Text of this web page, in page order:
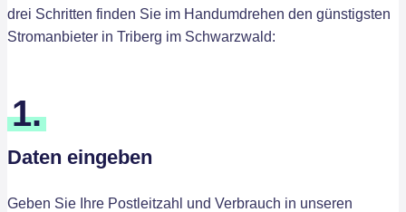
drei Schritten finden Sie im Handumdrehen den günstigsten
Stromanbieter in Triberg im Schwarzwald:
1.
Daten eingeben
Geben Sie Ihre Postleitzahl und Verbrauch in unseren